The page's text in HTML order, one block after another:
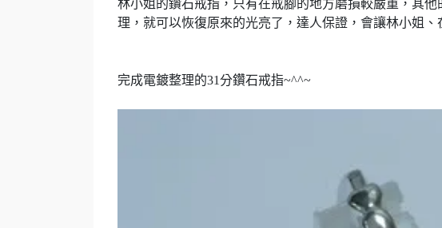
林小姐的鑽石戒指，只有在戒腳的地方磨損較嚴重，其
理，就可以恢復原來的光亮了，達人保證，會讓林小姐、
完成電鍍整理的31分鑽石戒指~^^~